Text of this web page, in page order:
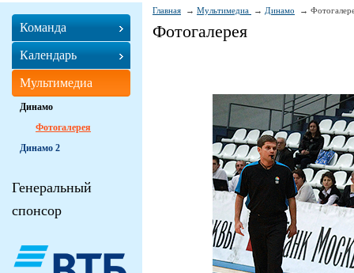
Главная Мультимедиа Динамо
Фотогалерея
Команда
Календарь
Мультимедиа
Динамо
Фотогалерея
Динамо 2
Генеральный
спонсор